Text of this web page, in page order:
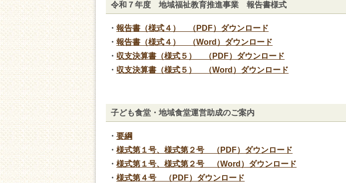
令和７年度 地域福祉教育推進事業 報告書様式
・ 報告書（様式４） （PDF）ダウンロード
・ 報告書（様式４） （Word）ダウンロード
・ 収支決算書（様式５） （PDF）ダウンロード
・ 収支決算書（様式５） （Word）ダウンロード
子ども食堂・地域食堂運営助成のご案内
・ 要綱
・ 様式第１号、様式第２号 （PDF）ダウンロード
・ 様式第１号、様式第２号 （Word）ダウンロード
・ 様式第４号 （PDF）ダウンロード